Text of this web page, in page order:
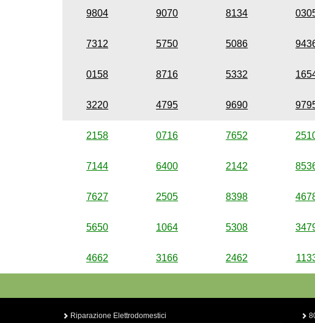
9804 9070 8134
7312 5750 5086
0158 8716 5332
3220 4795 9690
2158 0716 7652
7144 6400 2142
7627 2505 8398
5650 1064 5308
4662 3166 2462
Riparazione Elettrodomestici